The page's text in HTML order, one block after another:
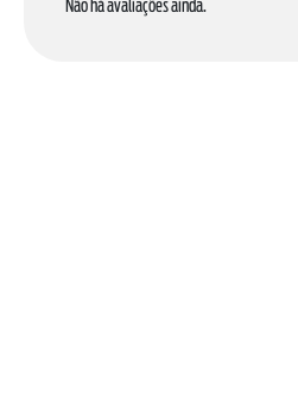
Não há avaliações ainda.